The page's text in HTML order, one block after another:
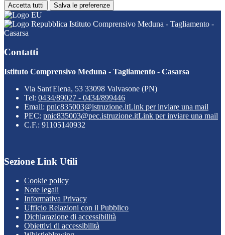
Accetta tutti Salva le preferenze
Istituto Comprensivo Meduna - Tagliamento -
Casarsa
Contatti
Istituto Comprensivo Meduna - Tagliamento - Casarsa
Via Sant'Elena, 53 33098 Valvasone (PN)
Tel: 0434/89027 - 0434/899446
Email: pnic835003@istruzione.itLink per inviare una mail
PEC: pnic835003@pec.istruzione.itLink per inviare una mail
C.F.: 91105140932
Sezione Link Utili
Cookie policy
Note legali
Informativa Privacy
Ufficio Relazioni con il Pubblico
Dichiarazione di accessibilità
Obiettivi di accessibilità